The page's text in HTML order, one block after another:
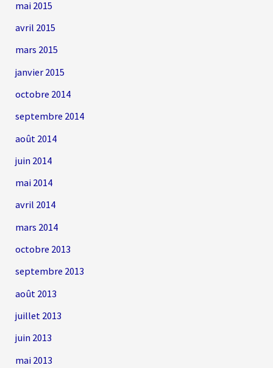
mai 2015
avril 2015
mars 2015
janvier 2015
octobre 2014
septembre 2014
août 2014
juin 2014
mai 2014
avril 2014
mars 2014
octobre 2013
septembre 2013
août 2013
juillet 2013
juin 2013
mai 2013